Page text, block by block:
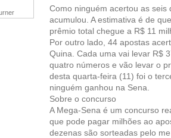
Como ninguém acertou as
acumulou. A estimativa é de
prêmio total chegue a R$ 11
Por outro lado, 44 apostas
Quina. Cada uma vai levar R$
quatro números e vão levar o
desta quarta-feira (11) foi o
ninguém ganhou na Sena.
Sobre o concurso
A Mega-Sena é um concurso
que pode pagar milhões ao
dezenas são sorteadas pelo